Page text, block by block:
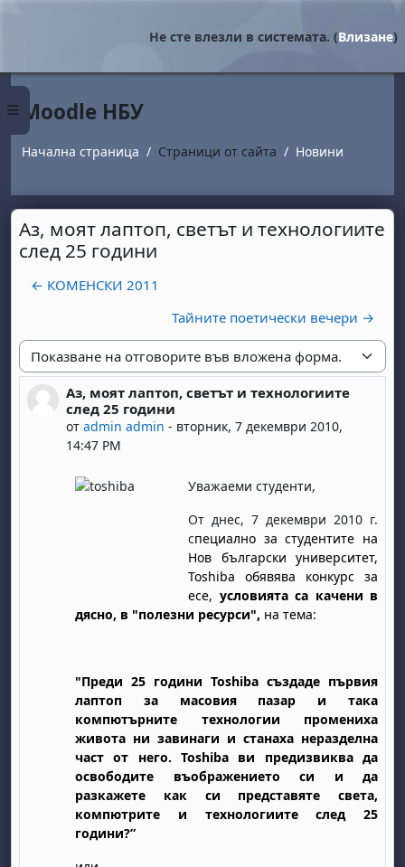
Страничен панел
Не сте влезли в системата. (Влизане)
Moodle НБУ
Начална страница Страници от сайта Новини
Аз, моят лаптоп, светът и технологиите
след 25 години
← КОМЕНСКИ 2011
Тайните поетически вечери →
Начин на показване
Аз, моят лаптоп, светът и технологиите
след 25 години
отadmin admin - вторник, 7 декември 2010,
14:47 PM
Number of replies: 0
Уважаеми студенти,
От днес, 7 декември 2010 г.
специално за студентите на
Нов български университет,
Toshiba обявява конкурс за
есе, условията са качени в
дясно, в "полезни ресурси", на тема:
"Преди 25 години Toshiba създаде първия
лаптоп за масовия пазар и така
компютърните технологии промениха
живота ни завинаги и станаха неразделна
част от него. Toshiba ви предизвиква да
освободите въображението си и да
разкажете как си представяте света,
компютрите и технологиите след 25
години?”